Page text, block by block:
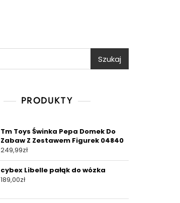
Szukaj
PRODUKTY
Tm Toys Świnka Pepa Domek Do
Zabaw Z Zestawem Figurek 04840
249,99zł
cybex Libelle pałąk do wózka
189,00zł